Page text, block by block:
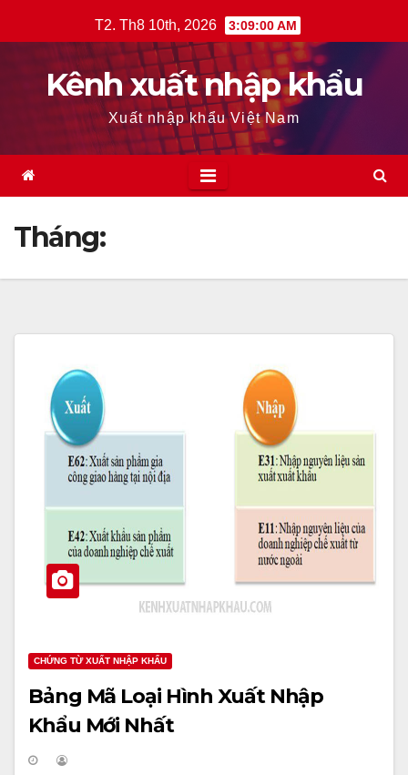
to
T2. Th8 10th, 2026 3:09:01 AM
Kênh xuất nhập khẩu
Xuất nhập khẩu Việt Nam
Tháng:
CHỨNG TỪ XUẤT NHẬP KHẨU
Bảng Mã Loại Hình Xuất Nhập
Khẩu Mới Nhất